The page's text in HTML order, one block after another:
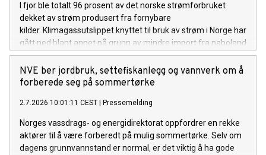
I fjor ble totalt 96 prosent av det norske strømforbruket
dekket av strøm produsert fra fornybare
kilder. Klimagassutslippet knyttet til bruk av strøm i Norge har
gått ned blant annet på grunn av mindre import fra naboland
med høyere andel kraftproduksjon med klimautslipp. Det
viser NVEs klimadeklarasjon for fysisk levert strøm i 2025.
NVE ber jordbruk, settefiskanlegg og vannverk om å
forberede seg på sommertørke
2.7.2026 10:01:11 CEST Pressemelding
Norges vassdrags- og energidirektorat oppfordrer en rekke
aktører til å være forberedt på mulig sommertørke. Selv om
dagens grunnvannstand er normal, er det viktig å ha gode